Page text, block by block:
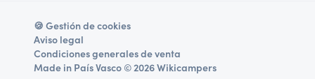
🍪 Gestión de cookies
Aviso legal
Condiciones generales de venta
Made in País Vasco © 2026 Wikicampers